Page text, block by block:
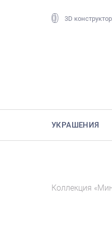
3D конструктор
УКРАШЕНИЯ
Коллекция